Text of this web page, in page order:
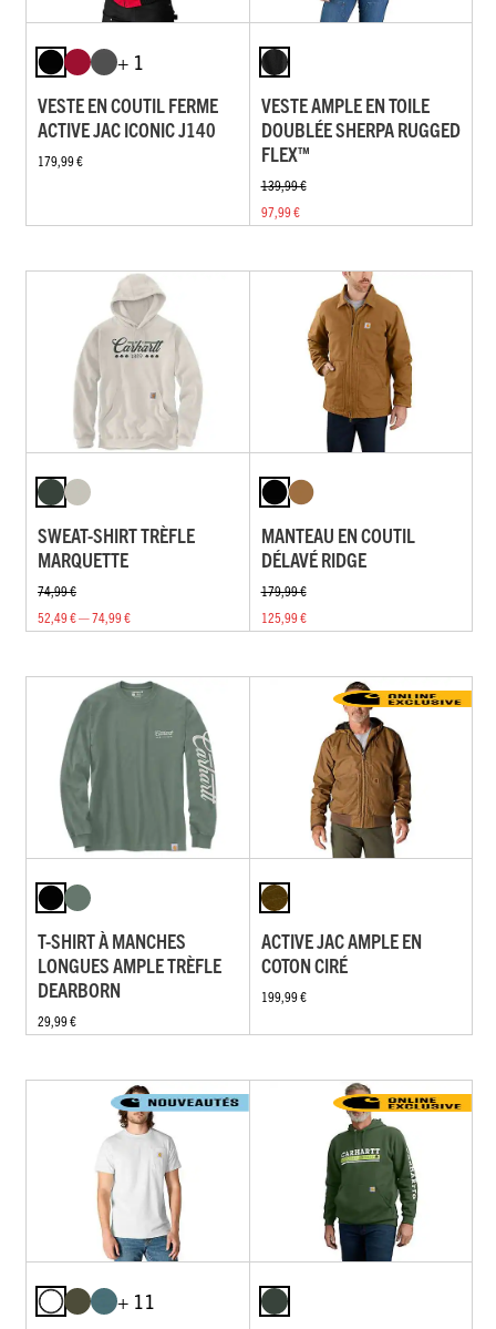
+ 1
VESTE EN COUTIL FERME
ACTIVE JAC ICONIC J140
179,99 €
VESTE AMPLE EN TOILE
DOUBLÉE SHERPA RUGGED
FLEX™
139,99 €
97,99 €
SWEAT-SHIRT TRÈFLE
MARQUETTE
74,99 €
52,49 € — 74,99 €
MANTEAU EN COUTIL
DÉLAVÉ RIDGE
179,99 €
125,99 €
T-SHIRT À MANCHES
LONGUES AMPLE TRÈFLE
DEARBORN
29,99 €
ACTIVE JAC AMPLE EN
COTON CIRÉ
199,99 €
+ 11